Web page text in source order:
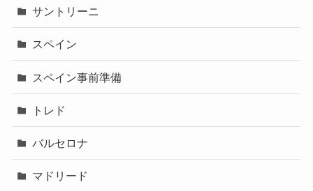
サントリーニ
スペイン
スペイン事前準備
トレド
バルセロナ
マドリード